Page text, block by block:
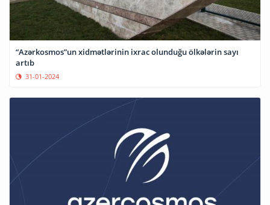
“Azərkosmos”un xidmətlərinin ixrac olunduğu ölkələrin sayı
artıb
31-01-2024